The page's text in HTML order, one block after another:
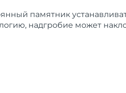
памятник
надгробие может